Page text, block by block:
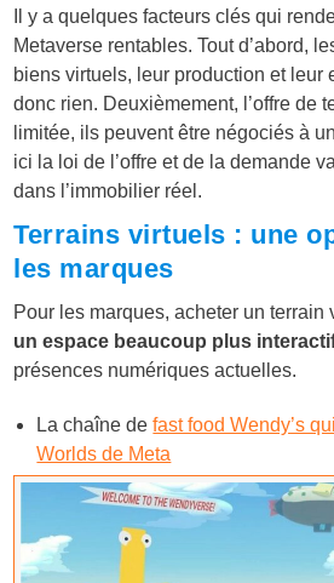
Il y a quelques facteurs clés qui
Metaverse rentables. Tout d’abord,
biens virtuels, leur production et leur
donc rien. Deuxièmement, l’offre de
limitée, ils peuvent être négociés à
ici la loi de l’offre et de la demande
dans l’immobilier réel.
Terrains virtuels : une
les marques
Pour les marques, acheter un terrain
un espace beaucoup plus
présences numériques actuelles.
La chaîne defast food Wendy’s
Worlds de Meta